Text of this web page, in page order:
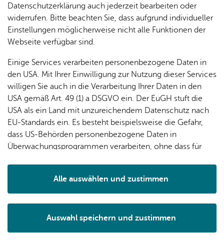
gramm
Me­di­en­ka­ta­log Me­di­en­haus am See
On­lei­he Bo­den­see-Ober­schwa­ben
wis­sen² Fried­richs­ha­fen – On­line-Work­shops
für Kin­der
Datenschutzerklärung auch jederzeit bearbeiten oder
widerrufen. Bitte beachten Sie, dass aufgrund individueller
Einstellungen möglicherweise nicht alle Funktionen der
Webseite verfügbar sind.
Einige Services verarbeiten personenbezogene Daten in
den USA. Mit Ihrer Einwilligung zur Nutzung dieser Services
willigen Sie auch in die Verarbeitung Ihrer Daten in den
USA gemäß Art. 49 (1) a DSGVO ein. Der EuGH stuft die
USA als ein Land mit unzureichendem Datenschutz nach
EU-Standards ein. Es besteht beispielsweise die Gefahr,
dass US-Behörden personenbezogene Daten in
Überwachungsprogrammen verarbeiten, ohne dass für
Auswahl speichern und zustimmen
Alle auswählen und zustimmen